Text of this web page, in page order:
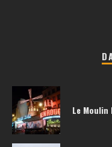
Le Moulin